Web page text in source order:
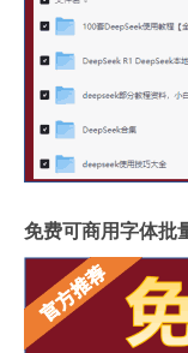
免费可商用字体批